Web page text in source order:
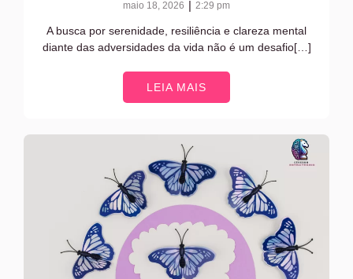
maio 18, 2026 | 2:29 pm
A busca por serenidade, resiliência e clareza mental
diante das adversidades da vida não é um desafio[…]
LEIA MAIS